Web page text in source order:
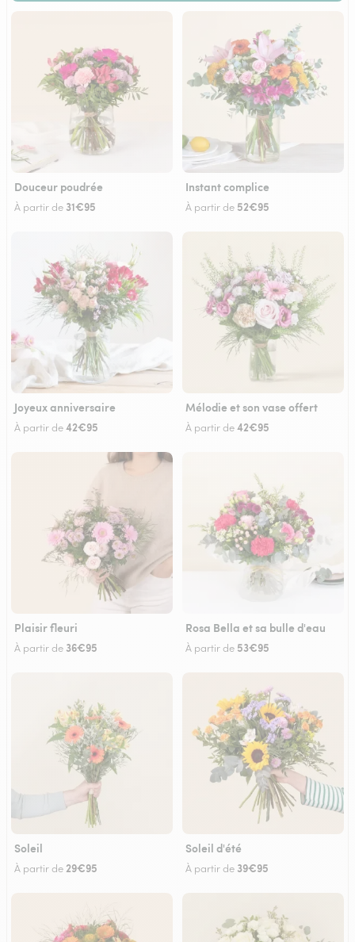
Douceur poudrée
À partir de 31€95
Instant complice
À partir de 52€95
Joyeux anniversaire
À partir de42€95
Mélodie et son vase offert
À partir de42€95
Plaisir fleuri
À partir de 36€95
Rosa Bella et sa bulle d'eau
À partir de 53€95
Soleil
À partir de 29€95
Soleil d'été
À partir de 39€95